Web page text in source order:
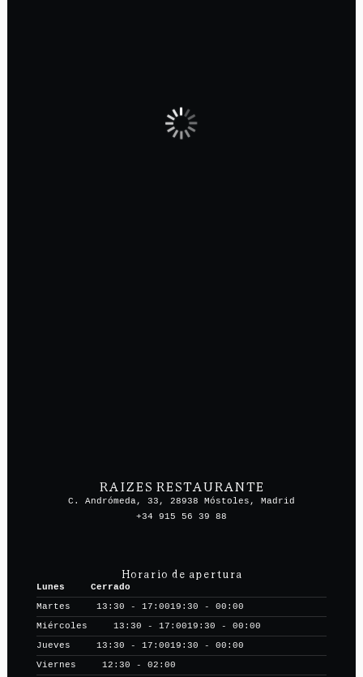
RAIZES RESTAURANTE
C. Andrómeda, 33, 28938 Móstoles, Madrid
+34 915 56 39 88
Horario de apertura
Lunes
Cerrado
Martes
13:30 - 17:0019:30 - 00:00
Miércoles
13:30 - 17:0019:30 - 00:00
Jueves
13:30 - 17:0019:30 - 00:00
Viernes
12:30 - 02:00